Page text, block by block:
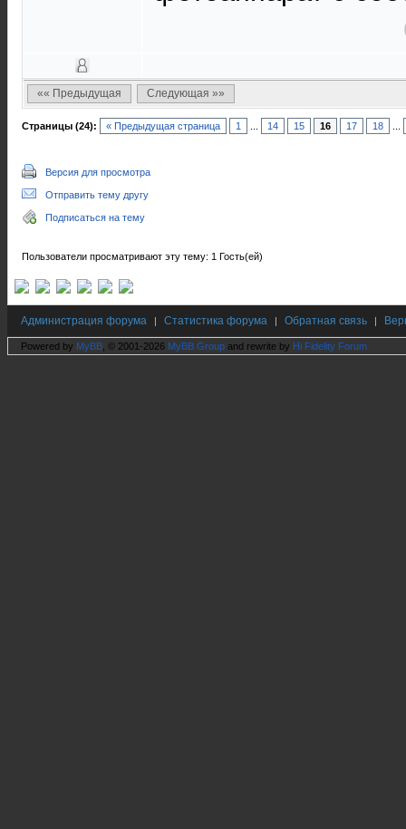
«« Предыдущая Следующая »»
Страницы (24): « Предыдущая страница 1 14 15 16 17 18
Версия для просмотра
Отправить тему другу
Подписаться на тему
Пользователи просматривают эту тему: 1 Гость(ей)
Администрация форума | Статистика форума | Обратная связь |
Powered by MyBB , © 2001-2026 MyBB Group and rewrite by Hi Fidelity Forum